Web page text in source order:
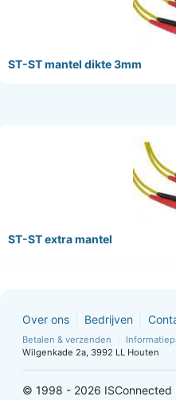
ST-ST mantel dikte 3mm
ST-ST extra mantel
Over ons Bedrijven
Betalen & verzenden
Wilgenkade 2a, 3992 LL Houten
© 1998 - 2026 ISConnected